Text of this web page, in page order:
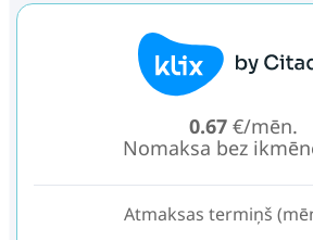
0.67 €/mēn.
Nomaksa bez
Atmaksas termiņš